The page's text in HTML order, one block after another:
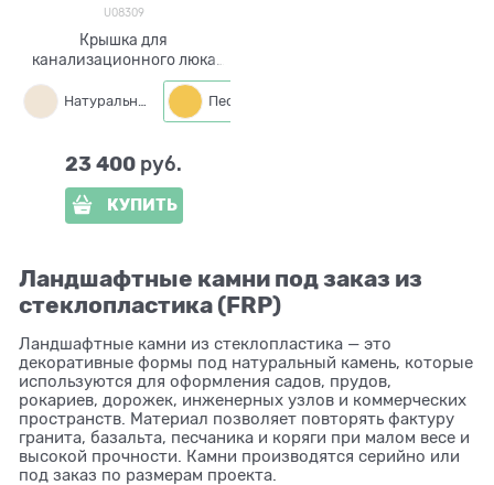
U08309
Крышка для
канализационного люка
U08309стеклопластик,
ширина 130 см
Натуральный
23 400 руб.
КУПИТЬ
Ландшафтные камни под заказ из
стеклопластика (FRP)
Ландшафтные камни из стеклопластика — это
декоративные формы под натуральный камень, которые
используются для оформления садов, прудов,
рокариев, дорожек, инженерных узлов и коммерческих
пространств. Материал позволяет повторять фактуру
гранита, базальта, песчаника и коряги при малом весе и
высокой прочности. Камни производятся серийно или
под заказ по размерам проекта.